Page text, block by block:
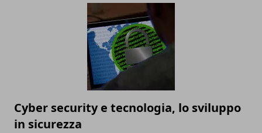
Cyber security e tecnologia, lo sviluppo
in sicurezza